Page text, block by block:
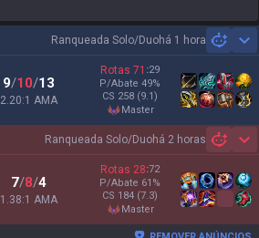
Ranqueada Solo/Duohá 1 hora
9/10/13
2.20:1 AMA
Rotas 71 :29
P/Abate 49%
CS 258 (9.1)
master
Ranqueada Solo/Duohá 2 horas
7/8/4
1.38:1 AMA
Rotas 28:72
P/Abate 61 %
CS 184 (7.3)
master